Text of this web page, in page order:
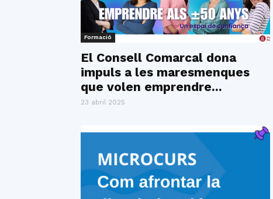
Formació
El Consell Comarcal dona
impuls a les maresmenques
que volen emprendre...
23 abril 2025